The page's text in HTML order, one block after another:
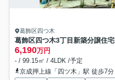
葛飾区四つ木
葛飾区四つ木3丁目新築分譲住宅
6,190万円
- / 99.15㎡ / 4LDK /予定
京成押上線「四ツ木」駅 徒歩7分